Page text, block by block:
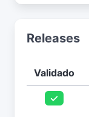
Releases
Validado